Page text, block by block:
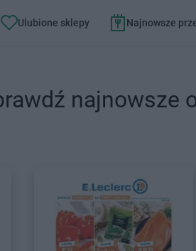
Ulubione sklepy Najnowsze
najnowsze